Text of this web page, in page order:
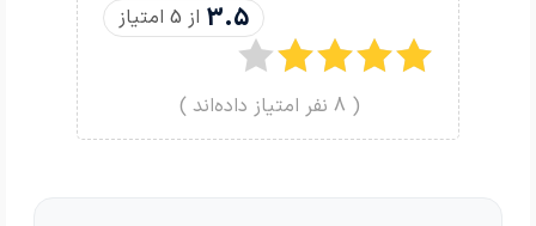
3.5 از 5 امتیاز
(
8 نفر امتیاز داده‌اند )